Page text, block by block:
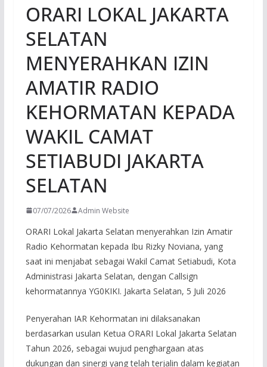
ORARI LOKAL JAKARTA
SELATAN
MENYERAHKAN IZIN
AMATIR RADIO
KEHORMATAN KEPADA
WAKIL CAMAT
SETIABUDI JAKARTA
SELATAN
07/07/2026 Admin Website
ORARI Lokal Jakarta Selatan menyerahkan Izin Amatir
Radio Kehormatan kepada Ibu Rizky Noviana, yang
saat ini menjabat sebagai Wakil Camat Setiabudi, Kota
Administrasi Jakarta Selatan, dengan Callsign
kehormatannya YG0KIKI. Jakarta Selatan, 5 Juli 2026
Penyerahan IAR Kehormatan ini dilaksanakan
berdasarkan usulan Ketua ORARI Lokal Jakarta Selatan
Tahun 2026, sebagai wujud penghargaan atas
dukungan dan sinergi yang telah terjalin dalam kegiatan